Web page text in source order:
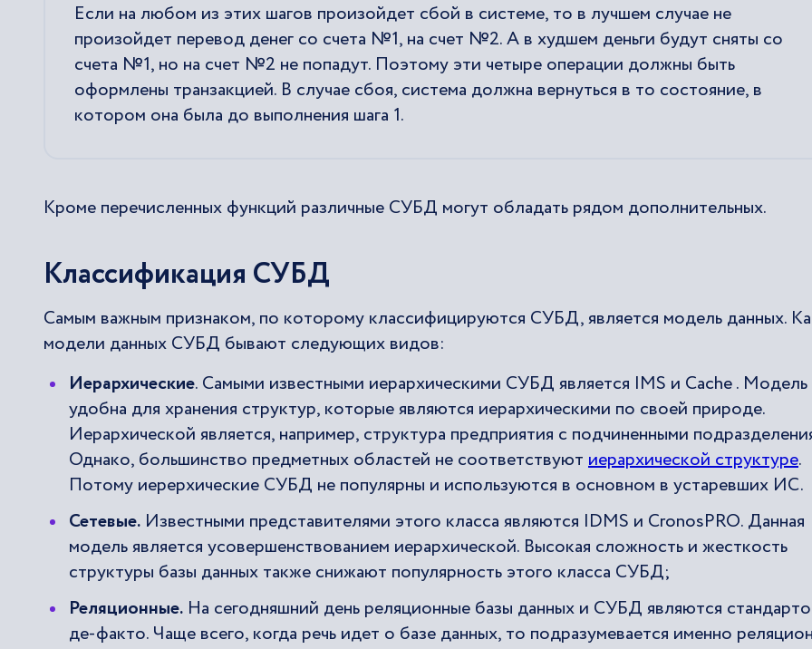
Если на любом из этих шагов произойдет сбой в системе, то в лучшем случае не
произойдет перевод денег со счета №1, на счет №2. А в худшем деньги будут сняты со
счета №1, но на счет №2 не попадут. Поэтому эти четыре операции должны быть
оформлены транзакцией. В случае сбоя, система должна вернуться в то состояние, в
котором она была до выполнения шага 1.
Кроме перечисленных функций различные СУБД могут обладать рядом дополнительных.
Классификация СУБД
Самым важным признаком, по которому классифицируются СУБД, является модель данных.
модели данных СУБД бывают следующих видов:
Иерархические. Самыми известными иерархическими СУБД является IMS и Cache . Модель
удобна для хранения структур, которые являются иерархическими по своей природе.
Иерархической является, например, структура предприятия с подчиненными
Однако, большинство предметных областей не соответствуют иерархической структуре.
Потому иерерхические СУБД не популярны и используются в основном в устаревших ИС.
Сетевые. Известными представителями этого класса являются IDMS и CronosPRO. Данная
модель является усовершенствованием иерархической. Высокая сложность и жесткость
структуры базы данных также снижают популярность этого класса СУБД;
Реляционные. На сегодняшний день реляционные базы данных и СУБД являются
де-факто. Чаще всего, когда речь идет о базе данных, то подразумевается именно